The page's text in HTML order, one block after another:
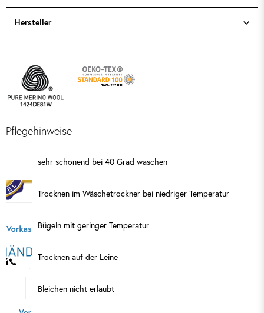
Hersteller
Pflegehinweise
sehr schonend bei 40 Grad waschen
Trocknen im Wäschetrockner bei niedriger Temperatur
Bügeln mit geringer Temperatur
Trocknen auf der Leine
Bleichen nicht erlaubt